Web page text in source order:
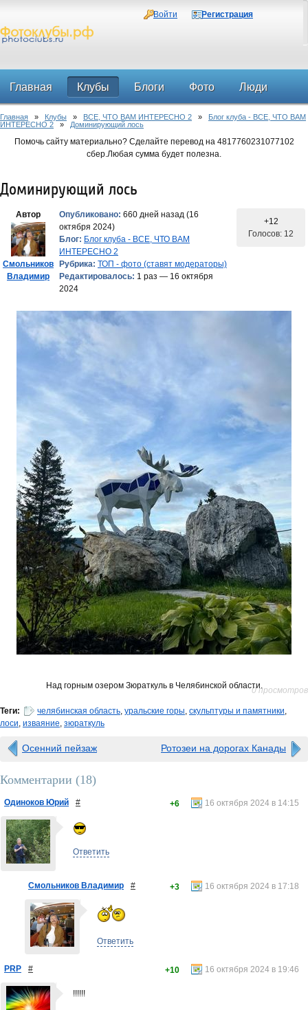
Войти Регистрация
Главная Клубы Блоги Фото Люди
Форум
Главная » Клубы » ВСЕ, ЧТО ВАМ ИНТЕРЕСНО 2 » Блог клуба - ВСЕ, ЧТО ВАМ
ИНТЕРЕСНО 2 » Доминирующий лось
Помочь сайту материально? Сделайте перевод на 4817760231077102
сбер.Любая сумма будет полезна.
Доминирующий лось
Автор
Смольников
Владимир
Опубликовано: 660 дней назад (16
октября 2024)
Блог: Блог клуба - ВСЕ, ЧТО ВАМ
ИНТЕРЕСНО 2
Рубрика: ТОП - фото (ставят модераторы)
Редактировалось: 1 раз — 16 октября
2024
+12
Голосов: 12
Над горным озером Зюраткуль в Челябинской области.0 просмотров
Теги: челябинская область, уральские горы, скульптуры и памятники,
лоси, изваяние, зюраткуль
Осенний пейзаж Ротозеи на дорогах Канады
Комментарии (18)
Одиноков Юрий # 16 октября 2024 в 14:15
+6
Ответить
Смольников Владимир # 16 октября 2024 в 17:18
+3
Ответить
PRP # 16 октября 2024 в 19:46
+10
!!!!!!